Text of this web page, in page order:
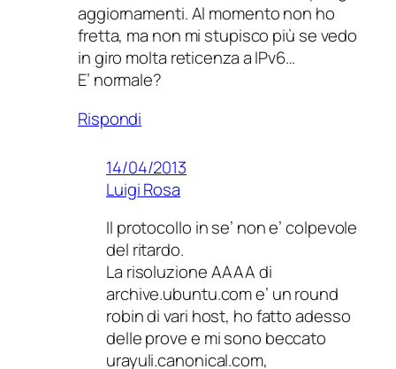
aggiornamenti. Al momento non ho
fretta, ma non mi stupisco più se vedo
in giro molta reticenza a IPv6…
E’ normale?
Rispondi
14/04/2013
Luigi Rosa
Il protocollo in se’ non e’ colpevole
del ritardo.
La risoluzione AAAA di
archive.ubuntu.com e’ un round
robin di vari host, ho fatto adesso
delle prove e mi sono beccato
urayuli.canonical.com,